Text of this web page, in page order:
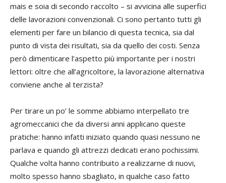
mais e soia di secondo raccolto – si avvicina alle superfici
delle lavorazioni convenzionali. Ci sono pertanto tutti gli
elementi per fare un bilancio di questa tecnica, sia dal
punto di vista dei risultati, sia da quello dei costi. Senza
però dimenticare l’aspetto più importante per i nostri
lettori: oltre che all’agricoltore, la lavorazione alternativa
conviene anche al terzista?
Per tirare un po’ le somme abbiamo interpellato tre
agromeccanici che da diversi anni applicano queste
pratiche: hanno infatti iniziato quando quasi nessuno ne
parlava e quando gli attrezzi dedicati erano pochissimi.
Qualche volta hanno contribuito a realizzarne di nuovi,
molto spesso hanno sbagliato, in qualche caso fatto